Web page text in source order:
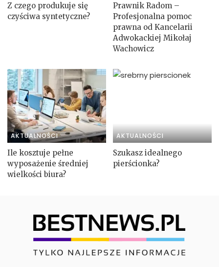
Z czego produkuje się
czyściwa syntetyczne?
Prawnik Radom –
Profesjonalna pomoc
prawna od Kancelarii
Adwokackiej Mikołaj
Wachowicz
AKTUALNOŚCI
Ile kosztuje pełne
wyposażenie średniej
wielkości biura?
AKTUALNOŚCI
Szukasz idealnego
pierścionka?